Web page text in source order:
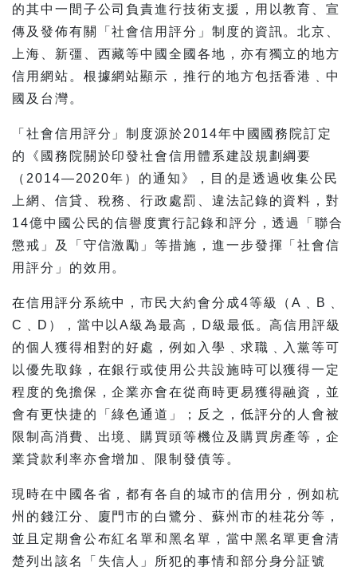
的其中一間子公司負責進行技術支援，用以教育、宣
傳及發佈有關「社會信用評分」制度的資訊。北京、
上海、新彊、西藏等中國全國各地，亦有獨立的地方
信用網站。根據網站顯示，推行的地方包括香港﹑中
國及台灣。
「社會信用評分」制度源於2014年中國國務院訂定
的《國務院關於印發社會信用體系建設規劃綱要
（2014—2020年）的通知》，目的是透過收集公民
上網、信貸、稅務、行政處罰、違法記錄的資料，對
14億中國公民的信譽度實行記錄和評分，透過「聯合
懲戒」及「守信激勵」等措施，進一步發揮「社會信
用評分」的效用。
在信用評分系統中，市民大約會分成4等級（A﹑B﹑
C﹑D），當中以A級為最高，D級最低。高信用評級
的個人獲得相對的好處，例如入學﹑求職﹑入黨等可
以優先取錄，在銀行或使用公共設施時可以獲得一定
程度的免擔保，企業亦會在從商時更易獲得融資，並
會有更快捷的「綠色通道」；反之，低評分的人會被
限制高消費、出境、購買頭等機位及購買房產等，企
業貸款利率亦會增加、限制發債等。
現時在中國各省，都有各自的城市的信用分，例如杭
州的錢江分、廈門市的白鷺分、蘇州市的桂花分等，
並且定期會公布紅名單和黑名單，當中黑名單更會清
楚列出該名「失信人」所犯的事情和部分身分証號